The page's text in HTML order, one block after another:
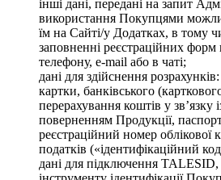
інші дані, передані на запит
використання Покупцями
їм на Сайті/у Додатках, в тому
заповненні реєстраційних
телефону, e-mail або в чаті;
дані для здійснення
картки, банківського
перерахування коштів у зв’язку
поверненням Продукції,
реєстраційний номер облікової
податків («ідентифікаційний
дані для підключення